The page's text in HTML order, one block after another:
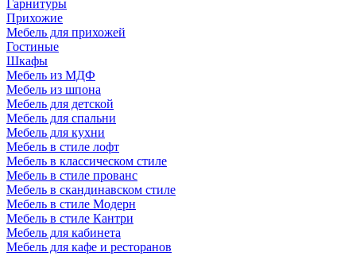
Гарнитуры
Прихожие
Мебель для прихожей
Гостиные
Шкафы
Мебель из МДФ
Мебель из шпона
Мебель для детской
Мебель для спальни
Мебель для кухни
Мебель в стиле лофт
Мебель в классическом стиле
Мебель в стиле прованс
Мебель в скандинавском стиле
Мебель в стиле Модерн
Мебель в стиле Кантри
Мебель для кабинета
Мебель для кафе и ресторанов